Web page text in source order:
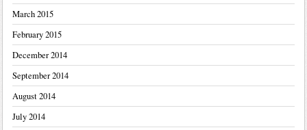
March 2015
February 2015
December 2014
September 2014
August 2014
July 2014